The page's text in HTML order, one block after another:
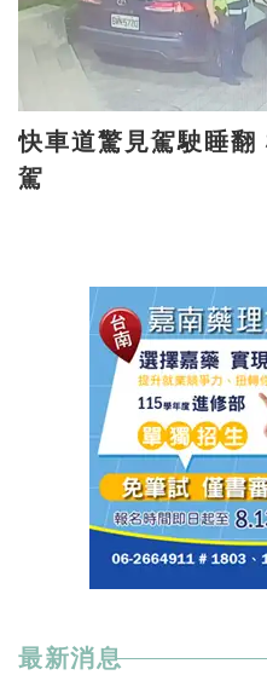
快車道驚見駕駛睡翻 雄警喚醒一測竟是酒
駕
最新消息